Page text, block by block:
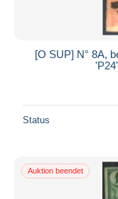
[O SUP] N° 8A,
Status
Auktion beendet